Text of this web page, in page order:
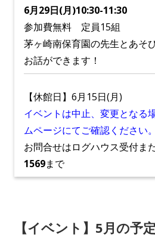
6月29日(月)10:30-11:30
参加費無料 定員15組
茅ヶ崎南保育園の先生とあそ
お話ができます！
【休館日】6月15日(月)
イベントは中止、変更となる
ムページにてご確認ください。
お問合せはログハウス受付ま
1569まで
【イベント】5月の予定